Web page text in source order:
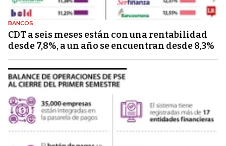
BANCOS
CDT a seis meses están con una rentabilidad
desde 7,8%, a un año se encuentran desde 8,3%